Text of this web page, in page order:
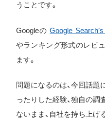
うことです。
GoogleのGoogle
やランキング形式のレビ
ます。
問題になるのは、今回話
ったりした経験、独自の調
ないまま、自社を持ち上